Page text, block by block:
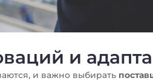
и
и важно выбирать